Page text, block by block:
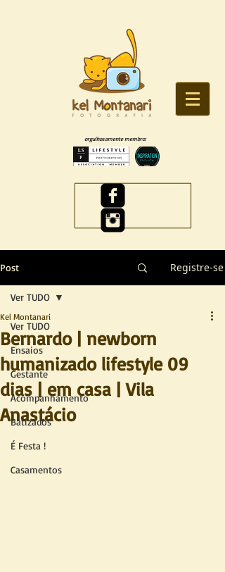
orgulhosamente membro:
Post Registre-se
Ver TUDO
Ensaios
Gestante
Acompanhamento
Batizados
É Festa !
Casamentos
Ver TUDO
Bernardo | newborn
humanizado lifestyle 09
dias | em casa | Vila
Anastácio
Kel Montanari